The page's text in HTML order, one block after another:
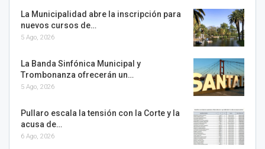
La Municipalidad abre la inscripción para
nuevos cursos de…
5 Ago, 2026
La Banda Sinfónica Municipal y
Trombonanza ofrecerán un…
5 Ago, 2026
Pullaro escala la tensión con la Corte y la
acusa de…
6 Ago, 2026